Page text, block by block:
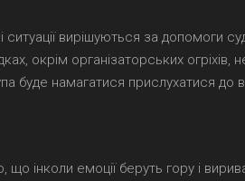
ситуації вирішуються за допомоги
окрім організаторських
буде намагатися прислухатися до
що інколи емоції беруть гору і